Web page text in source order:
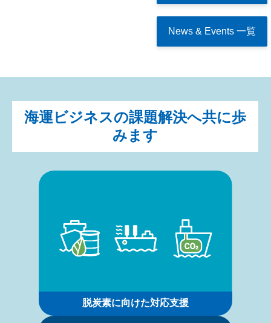
News & Events 一覧
海運ビジネスの課題解決へ共に歩
みます
脱炭素に向けた対応支援